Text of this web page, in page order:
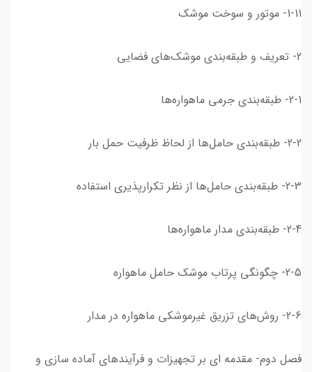
1-11- موتور و سوخت موشک
2- تعریف و طبقه‌بندی موشک‌های فضایی
2-1- طبقه‌بندی جرمی ماهواره‌ها
2-2- طبقه‌بندی حامل‌ها از لحاظ ظرفیت حمل بار
2-3- طبقه‌بندی حامل‌ها از نظر تکرارپذیری استفاده
2-4- طبقه‌بندی مدار ماهواره‌ها
2-5- چگونگی پرتاب موشک حامل‌ ماهواره
2-6- روش‌های تزریق غیر‌موشکی ماهواره در مدار
فصل دوم- مقدمه ای بر تجهیزات و فرآیندهای آماده سازی و